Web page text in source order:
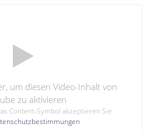
um diesen Video-Inhalt von
zu aktivieren
Content-Symbol akzeptieren Sie